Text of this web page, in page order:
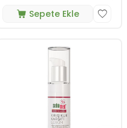
Sepete Ekle